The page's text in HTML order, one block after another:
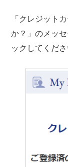
「クレジット
か？」のメッ
ックしてくだ